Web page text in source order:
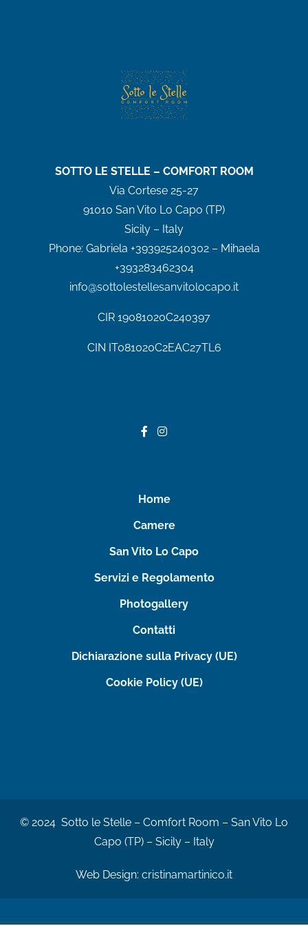
SOTTO LE STELLE – COMFORT ROOM
Via Cortese 25-27
91010 San Vito Lo Capo (TP)
Sicily – Italy
Phone: Gabriela +393925240302 – Mihaela
+393283462304
info@sottolestellesanvitolocapo.it
CIR 19081020C240397
CIN IT081020C2EAC27TL6
Home
Camere
San Vito Lo Capo
Servizi e Regolamento
Photogallery
Contatti
Dichiarazione sulla Privacy (UE)
Cookie Policy (UE)
© 2024 Sotto le Stelle – Comfort Room – San Vito Lo
Capo (TP) – Sicily – Italy
Web Design: cristinamartinico.it